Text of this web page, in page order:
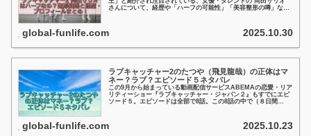
さんについて、経歴や「ハーフの可能性」「美容整形の噂」など
global-funlife.com 2025.10.30
ラブキャッチャー2のたつや（飛見龍哉）の正体はマ
ネー？ラブ？エピソード５ネタバレ
この9月から始まっている動画配信サービスABEMAの恋愛・リア
リティーショー『ラブキャッチャー・ジャパン２』もすでにエピ
ソード５。エピソードは全部で8話。この8話の中で（８日間
global-funlife.com 2025.10.23